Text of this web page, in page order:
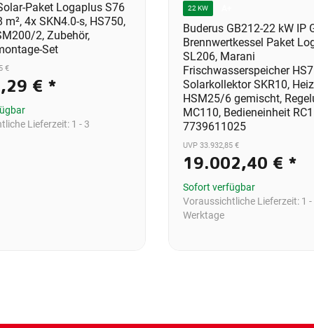
Paket Logaplus S76
m², 4x SKN4.0-s, HS750,
2, Zubehör,
Set
€
€ *
Lieferzeit: 1 - 3
22 KW
Buderus GB212-22 kW IP
Brennwertkessel Paket
SL206, Marani
Frischwasserspeicher
Solarkollektor SKR10,
HSM25/6 gemischt,
MC110, Bedieneinheit
7739611025
UVP 33.932,85 €
19.002,40 € *
Sofort verfügbar
Voraussichtliche Lieferzeit: 1
Werktage